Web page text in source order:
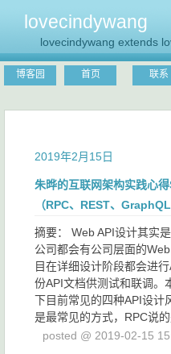
lovecindywang
lovecindywang extends
博客园 首页 联系
2019年2月15日
朱晔的互联网架构实践心
（RPC、REST、
摘要： Web API设计其实
公司都会有公司层面的
目在详细设计阶段都会进
份API文档供测试和联调。
下目前常见的四种API设计
是最常见的方式，RPC说
posted @ 2019-02-15